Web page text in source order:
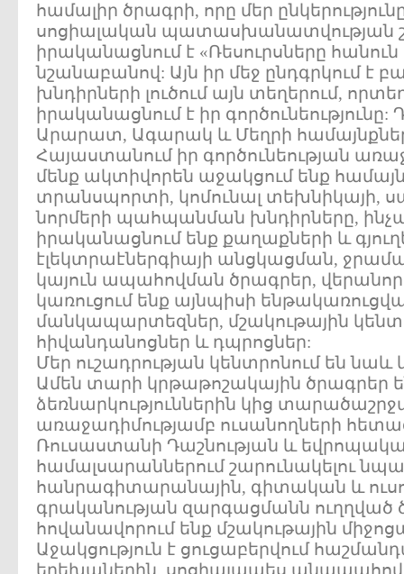
համալիր ծրագրի, որը մեր
սոցիալական պատասխանատվության
իրականացնում է «Ռեսուրսները
նշանաբանով: Այն իր մեջ ընդգրկում է
խնդիրների լուծում այն տեղերում,
իրականացնում է իր
Արարատ, Ագարակ և Մեղրի
Հայաստանում իր գործունեության
մենք ակտիվորեն աջակցում ենք
տրանսպորտի, կոմունալ տեխնիկայի,
նորմերի պահպանման խնդիրները,
իրականացնում ենք քաղաքների և
էլեկտրաէներգիայի անցկացման,
կայուն ապահովման ծրագրեր,
կառուցում ենք այնպիսի
մանկապարտեզներ, մշակութային
հիվանդանոցներ և դպրոցներ:
Մեր ուշադրության կենտրոնում են
Ամեն տարի կրթաթոշակային ծրագրեր
ձեռնարկություններին կից
առաջադիմությամբ ուսանողների
Ռուսաստանի Դաշնության և
համալսարաններում շարունակելու
հանրագիտարանային, գիտական և
գրականության զարգացմանն ուղղված
հովանավորում ենք մշակութային
Աջակցություն է ցուցաբերվում
երեխաներին, սոցիալապես